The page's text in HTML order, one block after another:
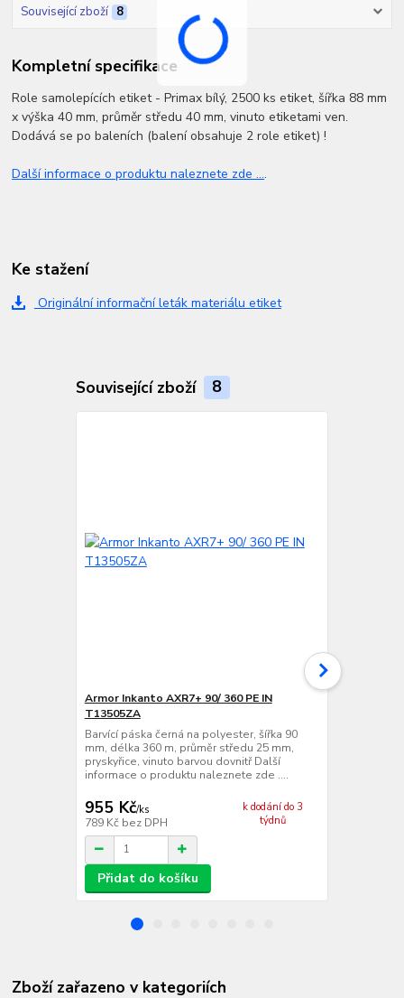
Související zboží 8
Kompletní specifikace
Role samolepících etiket - Primax bílý, 2500 ks etiket, šířka 88 mm
x výška 40 mm, průměr středu 40 mm, vinuto etiketami ven.
Dodává se po baleních (balení obsahuje 2 role etiket) !
Další informace o produktu naleznete zde ....
Ke stažení
Originální informační leták materiálu etiket
Související zboží 8
Armor Inkanto AXR7+ 90/ 360 PE IN
T13505ZA
Barvící páska černá na polyester, šířka 90
mm, délka 360 m, průměr středu 25 mm,
pryskyřice, vinuto barvou dovnitř Další
informace o produktu naleznete zde ....
955 Kč/ks
789 Kč bez DPH
k dodání do 3
týdnů
Přidat do košíku
Zboží zařazeno v kategoriích